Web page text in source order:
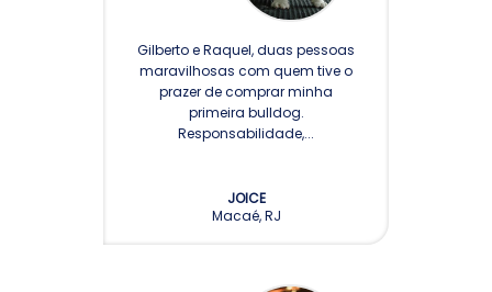
Gilberto e Raquel, duas pessoas
maravilhosas com quem tive o
prazer de comprar minha
primeira bulldog.
Responsabilidade,...
JOICE
Macaé, RJ